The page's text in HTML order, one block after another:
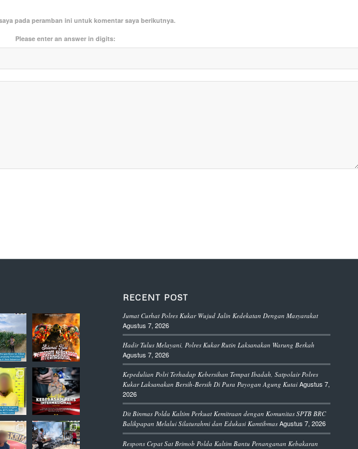
pada peramban ini untuk komentar saya berikutnya.
Please enter an answer in digits:
RECENT POST
Jumat Curhat Polres Kukar Wujud Jalin Kedekatan Dengan Masyarakat
Agustus 7, 2026
Hadir Tulus Melayani, Polres Kukar Rutin Laksanakan Warung Berkah
Agustus 7, 2026
Kepedulian Polri Terhadap Kebersihan Tempat Ibadah, Satpolair Polres
Kukar Laksanakan Bersih-Bersih Di Pura Payogan Agung Kutai Agustus 7,
2026
Dit Binmas Polda Kaltim Perkuat Kemitraan dengan Komunitas SPTB BRC
Balikpapan Melalui Silaturahmi dan Edukasi Kamtibmas Agustus 7, 2026
Respons Cepat Sat Brimob Polda Kaltim Bantu Penanganan Kebakaran